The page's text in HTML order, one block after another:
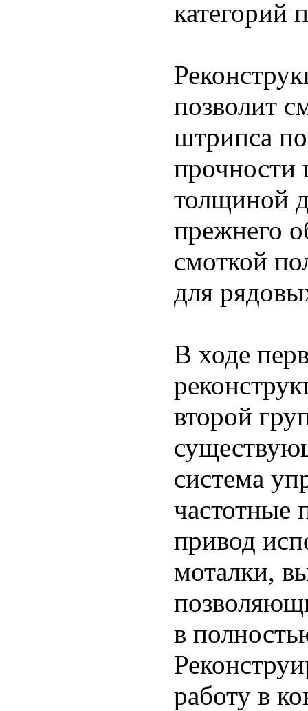
категорий
позволит
штрипса
толщиной
прежнего
смоткой
для
В ходе
второй
система
частотные
привод
моталки,
в
работу в